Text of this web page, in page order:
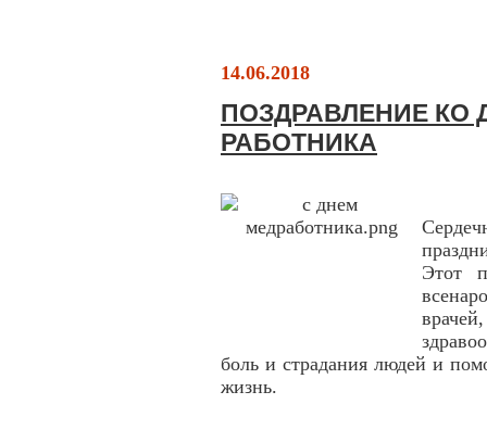
14.06.2018
ПОЗДРАВЛЕНИЕ
РАБОТНИКА
Этот
боль и страдания людей и
жизнь.